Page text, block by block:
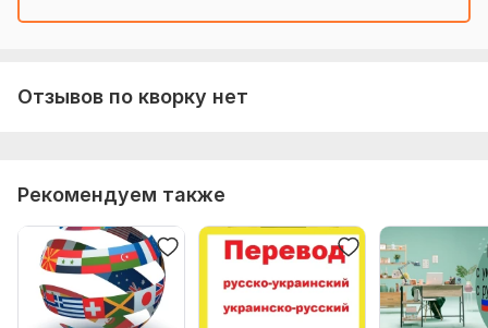
Отзывов по кворку нет
Рекомендуем также